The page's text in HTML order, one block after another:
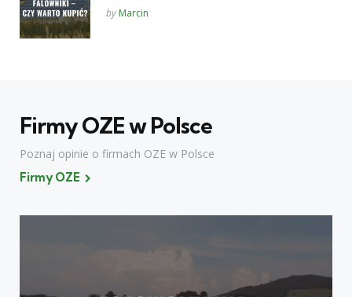
Posted
by Marcin
Firmy OZE w Polsce
Poznaj opinie o firmach OZE w Polsce
Firmy OZE